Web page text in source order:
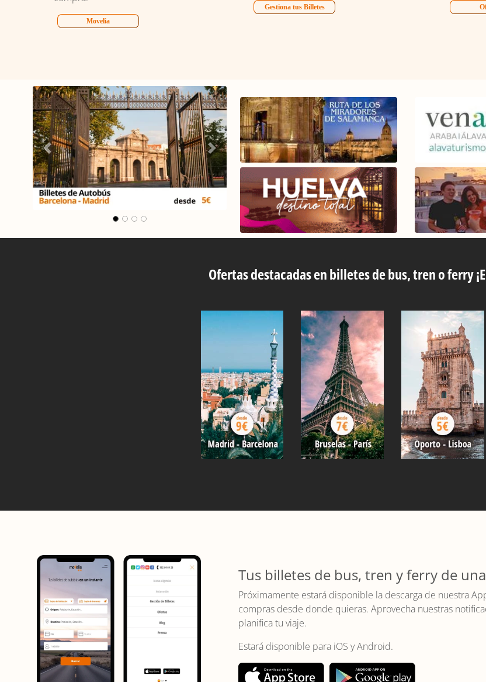
Movelia
Gestiona tus Billetes
-
Carrusel Madrid -
Málaga
Anterior Siguiente
Ofertas destacadas en billetes de bus, tren o ferry
Tus billetes de bus, tren y ferry de
Próximamente estará disponible la descarga de nuestra
compras desde donde quieras. Aprovecha nuestras
planifica tu viaje.
Estará disponible para iOS y Android.